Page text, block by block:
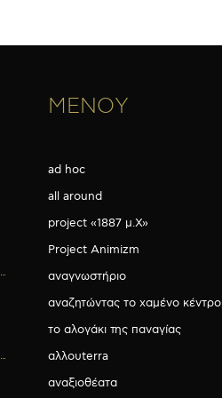
ΜΕΝΟΥ
ad hoc
all around
project «1887 μ.Χ»
Project Animizm
αναγνωστήριο
αναζητώντας το χαμένο κέντρο
το αλογάκι της παναγίας
αλλουterra
αναξιοθέατα